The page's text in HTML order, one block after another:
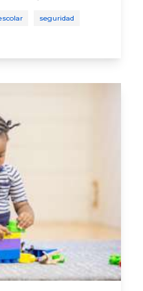
manera de
bien atendido
seguridad